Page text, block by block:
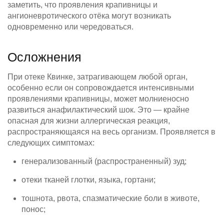
заметить, что проявления крапивницы и
ангионевротического отёка могут возникать
одновременно или чередоваться.
Осложнения
При отеке Квинке, затрагивающем любой орган,
особенно если он сопровождается интенсивными
проявлениями крапивницы, может молниеносно
развиться анафилактический шок. Это — крайне
опасная для жизни аллергическая реакция,
распространяющаяся на весь организм. Проявляется в
следующих симптомах:
генерализованный (распространенный) зуд;
отеки тканей глотки, языка, гортани;
тошнота, рвота, спазматические боли в животе,
понос;